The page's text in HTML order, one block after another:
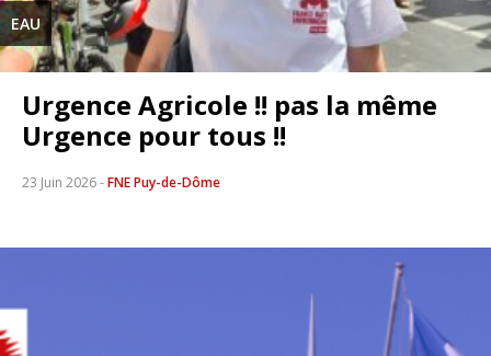
EAU
Urgence Agricole !! pas la même
Urgence pour tous !!
23 Juin 2026-FNE Puy-de-Dôme